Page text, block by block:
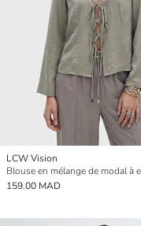
LCW Vision
159.00 MAD